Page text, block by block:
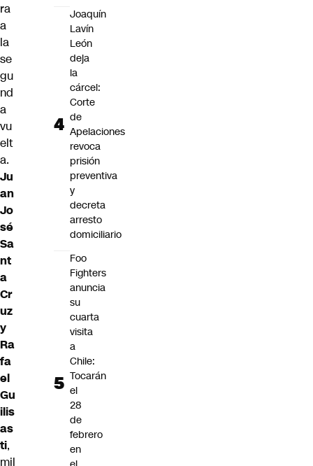
ra
a
la
se
gu
nd
a
vu
elt
a.
Ju
an
Jo
sé
Sa
nt
a
Cr
uz
y
Ra
fa
el
Gu
ilis
as
ti,
mil
Joaquín
Lavín
León
deja
la
cárcel:
Corte
de
Apelaciones
revoca
prisión
preventiva
y
decreta
arresto
domiciliario
Foo
Fighters
anuncia
su
cuarta
visita
a
Chile:
Tocarán
el
28
de
febrero
en